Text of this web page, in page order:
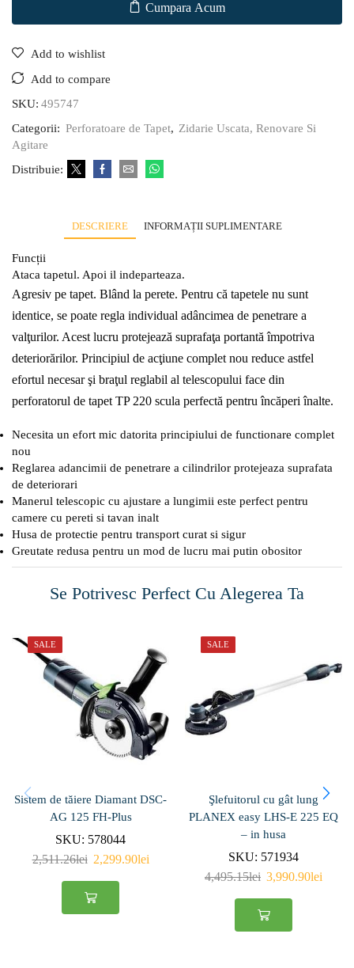
Cumpara Acum
Add to wishlist
Add to compare
SKU: 495747
Categorii: Perforatoare de Tapet, Zidarie Uscata, Renovare Si
Agitare
Distribuie:
DESCRIERE INFORMAȚII SUPLIMENTARE
Funcții
Ataca tapetul. Apoi il indeparteaza.
Agresiv pe tapet. Blând la perete. Pentru că tapetele nu sunt
identice, se poate regla individual adâncimea de penetrare a
valţurilor. Acest lucru protejează suprafaţa portantă împotriva
deteriorărilor. Principiul de acţiune complet nou reduce astfel
efortul necesar şi braţul reglabil al telescopului face din
perforatorul de tapet TP 220 scula perfectă pentru încăperi înalte.
Necesita un efort mic datorita principiului de functionare complet
nou
Reglarea adancimii de penetrare a cilindrilor protejeaza suprafata
de deteriorari
Manerul telescopic cu ajustare a lungimii este perfect pentru
camere cu pereti si tavan inalt
Husa de protectie pentru transport curat si sigur
Greutate redusa pentru un mod de lucru mai putin obositor
Se Potrivesc Perfect Cu Alegerea Ta
SALE
Sistem de tăiere Diamant DSC-
AG 125 FH-Plus
SKU: 578044
2,511.26lei 2,299.90lei
SALE
Şlefuitorul cu gât lung
PLANEX easy LHS-E 225 EQ
– in husa
SKU: 571934
4,495.15lei 3,990.90lei